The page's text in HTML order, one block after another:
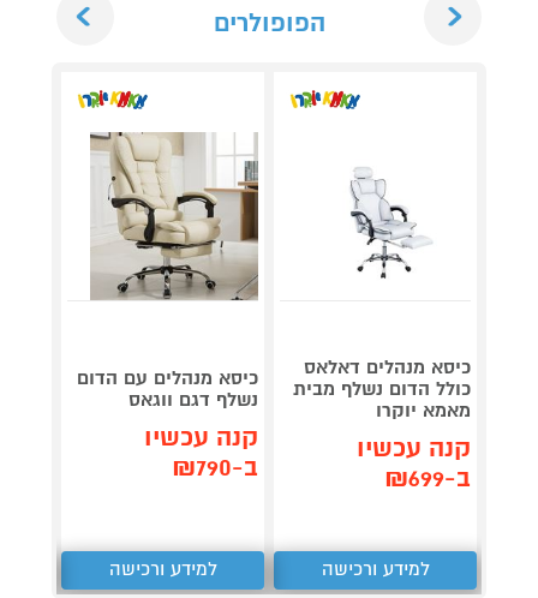
הפופולרים
כיסא מנהלים דאלאס
כולל הדום נשלף מבית
מאמא יוקרו
קנה עכשיו
ב-₪699
למידע ורכישה
כיסא מנהלים עם הדום
נשלף דגם ווגאס
קנה עכשיו
ב-₪790
למידע ורכישה